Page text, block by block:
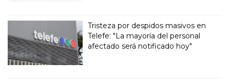
Tristeza por despidos masivos en
Telefe: "La mayoría del personal
afectado será notificado hoy"